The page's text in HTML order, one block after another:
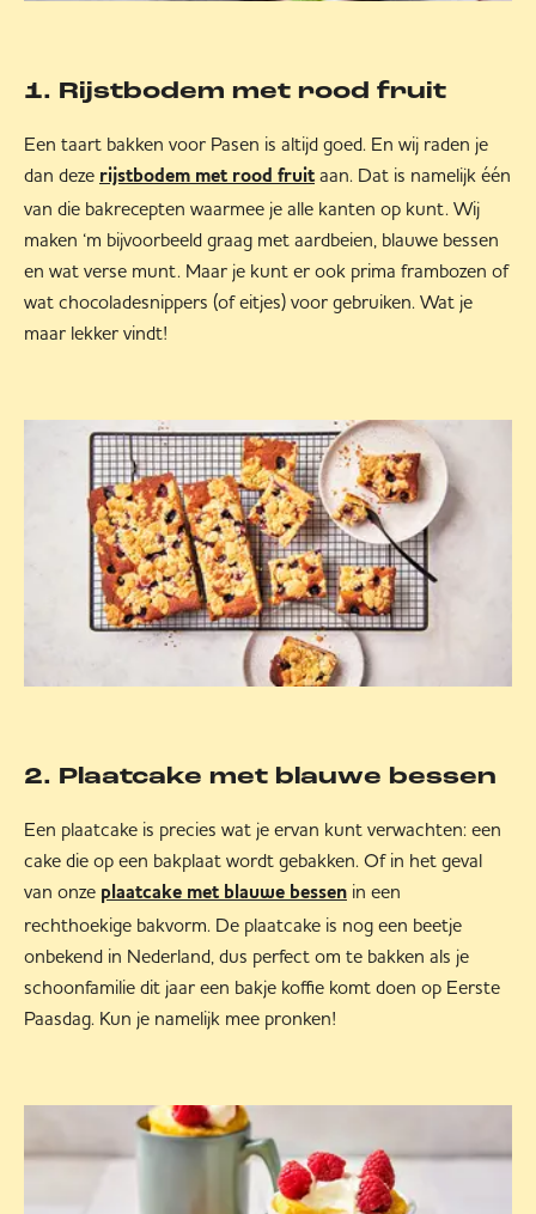
1. Rijstbodem met rood fruit
Een taart bakken voor Pasen is altijd goed. En wij raden je
dan deze rijstbodem met rood fruit aan. Dat is namelijk één
van die bakrecepten waarmee je alle kanten op kunt. Wij
maken ‘m bijvoorbeeld graag met aardbeien, blauwe bessen
en wat verse munt. Maar je kunt er ook prima frambozen of
wat chocoladesnippers (of eitjes) voor gebruiken. Wat je
maar lekker vindt!
2. Plaatcake met blauwe bessen
Een plaatcake is precies wat je ervan kunt verwachten: een
cake die op een bakplaat wordt gebakken. Of in het geval
van onze plaatcake met blauwe bessen in een
rechthoekige bakvorm. De plaatcake is nog een beetje
onbekend in Nederland, dus perfect om te bakken als je
schoonfamilie dit jaar een bakje koffie komt doen op Eerste
Paasdag. Kun je namelijk mee pronken!